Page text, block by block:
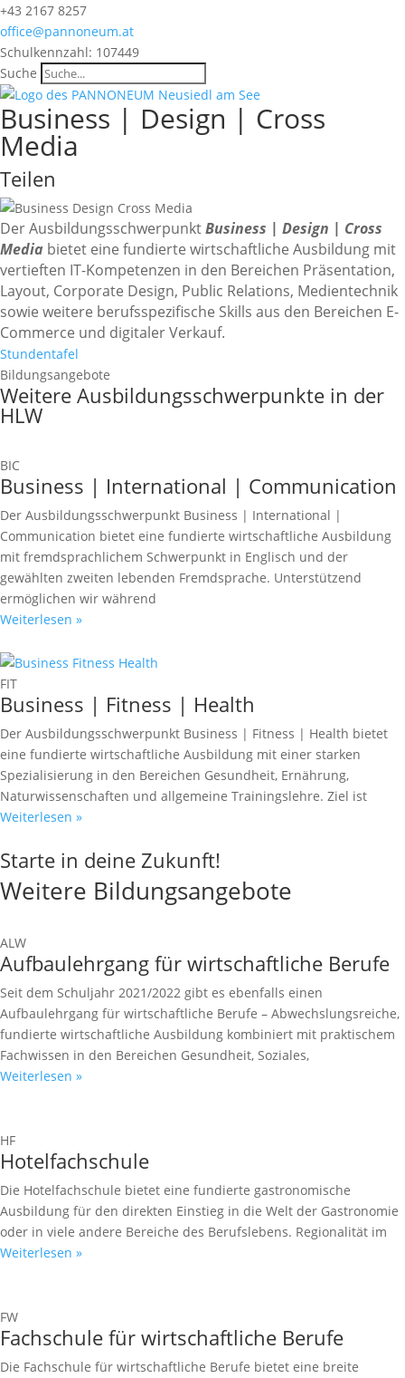
+43 2167 8257
office@pannoneum.at
Schulkennzahl: 107449
Suche
Business | Design | Cross
Media
Teilen
Der AusbildungsschwerpunktBusiness | Design | Cross
Media bietet eine fundierte wirtschaftliche Ausbildung mit
vertieften IT-Kompetenzen in den Bereichen Präsentation,
Layout, Corporate Design, Public Rela­tions, Medientechnik
sowie weitere berufsspezifische Skills aus den Bereichen E-
Commerce und digita­ler Verkauf.
Stundentafel
Bildungsangebote
Weitere Ausbildungsschwerpunkte in der
HLW
BIC
Business | International | Communication
Der Ausbildungsschwerpunkt Business | International |
Communication bietet eine fundierte wirtschaftliche Ausbildung
mit fremdsprachlichem Schwerpunkt in Englisch und der
gewählten zweiten lebenden Fremdsprache. Unterstützend
ermöglichen wir während
Weiterlesen »
FIT
Business | Fitness | Health
Der Ausbildungsschwerpunkt Business | Fitness | Health bietet
eine fundierte wirtschaftliche Ausbildung mit einer starken
Spezialisierung in den Bereichen Gesundheit, Ernährung,
Naturwissenschaften und allgemeine Trainingslehre. Ziel ist
Weiterlesen »
Starte in deine Zukunft!
Weitere Bildungsangebote
ALW
Aufbaulehrgang für wirtschaftliche Berufe
Seit dem Schuljahr 2021/2022 gibt es ebenfalls einen
Aufbaulehrgang für wirtschaftliche Berufe – Abwechslungsreiche,
fundierte wirtschaftliche Ausbildung kombiniert mit praktischem
Fachwissen in den Bereichen Gesundheit, Soziales,
Weiterlesen »
HF
Hotelfachschule
Die Hotelfachschule bietet eine fundierte gastronomische
Ausbildung für den direkten Einstieg in die Welt der Gastronomie
oder in viele andere Bereiche des Berufslebens. Regionalität im
Weiterlesen »
FW
Fachschule für wirtschaftliche Berufe
Die Fachschule für wirtschaftliche Berufe bietet eine breite